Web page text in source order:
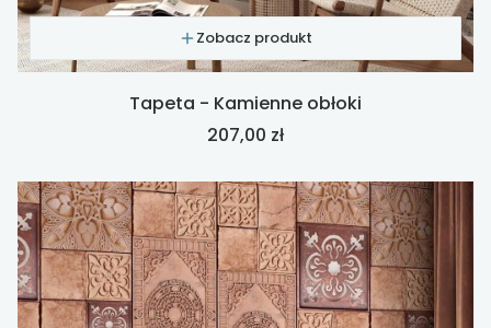
Zobacz produkt
Tapeta - Kamienne obłoki
Cena
207,00 zł